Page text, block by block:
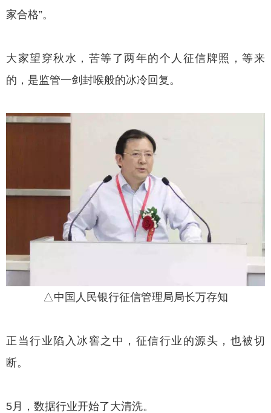
家合格”。
大家望穿秋水，苦等了两年的个人征信牌照，等来
的，是监管一剑封喉般的冰冷回复。
△中国人民银行征信管理局局长万存知
正当行业陷入冰窖之中，征信行业的源头，也被切
断。
5月，数据行业开始了大清洗。